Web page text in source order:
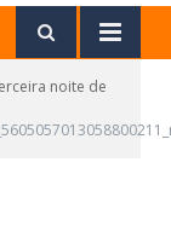
noite de